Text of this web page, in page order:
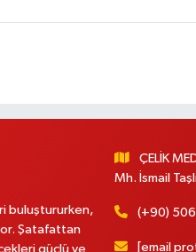
buluştururken,
Şatafattan
güçlü ve
ÇELİK
Mh. İsmail
(+90)
[email